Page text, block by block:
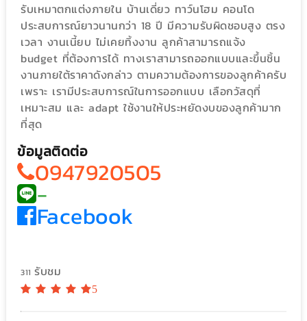
รับเหมาตกแต่งภายใน บ้านเดี่ยว ทาว์นโฮม คอนโด
ประสบการณ์ยาวนานกว่า 18 ปี มีความรับผิดชอบสูง ตรง
เวลา งานเนี้ยบ ไม่เคยทิ้งงาน ลูกค้าสามารถแจ้ง
budget ที่ต้องการได้ ทางเราสามารถออกแบบและขึ้นชิ้น
งานภายใต้ราคาดังกล่าว ตามความต้องการของลูกค้าครับ
เพราะ เรามีประสบการณ์ในการออกแบบ เลือกวัสดุที่
เหมาะสม และ adapt ใช้งานให้ประหยัดงบของลูกค้ามาก
ที่สุด
ข้อมูลติดต่อ
0947920505
-
Facebook
311 รับชม
5